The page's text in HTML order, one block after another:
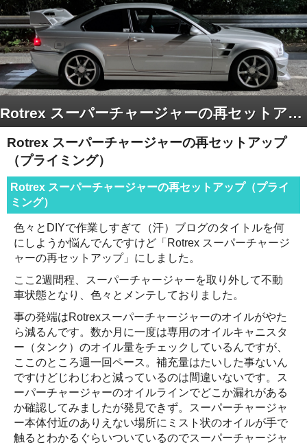
Rotrex スーパーチャージャーの再セットアップ（プライミング）
Rotrex スーパーチャージャーの再セットアップ
（プライミング）
Rotrex スーパーチャージャーの再セットアップ（プライ
ミング）
色々とDIYで作業しすぎて（汗）ブログのタイトルを何
にしようか悩んでんですけど「Rotrex スーパーチャージ
ャーの再セットアップ」にしました。
ここ2週間程、スーパーチャージャーを取り外して不動
車状態となり、色々とメンテしておりました。
事の発端はRotrexスーパーチャージャーのオイルがやた
ら減るんです。数か月に一度は専用のオイルキャニスタ
ー（タンク）のオイル量をチェックしているんですが、
ここのところ週一回ペース。補充量はたいした事ないん
ですけどじわじわと減っているのは間違いないです。ス
ーパーチャージャーのオイルラインでどこか漏れがある
か確認してみましたが発見できず。スーパーチャージャ
ー本体付近のありえない場所にミスト状のオイルが手で
触るとわかるぐらいついているのでスーパーチャージャ